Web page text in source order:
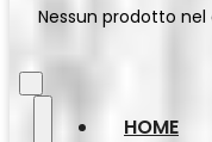
Nessun prodotto nel
HOME